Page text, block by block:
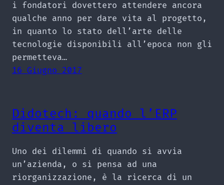
i fondatori dovettero attendere ancora
qualche anno per dare vita al progetto,
in quanto lo stato dell’arte delle
tecnologie disponibili all’epoca non gli
permetteva…
16 Giugno 2017
Didotech: quando l’ERP
diventa libero
Uno dei dilemmi di quando si avvia
un’azienda, o si pensa ad una
riorganizzazione, è la ricerca di un